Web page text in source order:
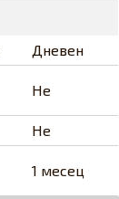
Дневен
Не
Не
1 месец